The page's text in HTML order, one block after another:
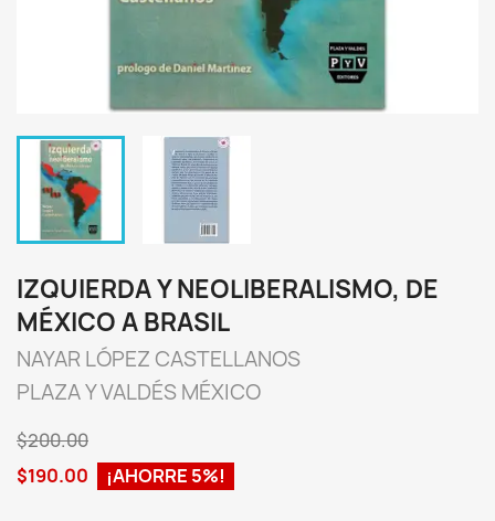
IZQUIERDA Y NEOLIBERALISMO, DE
MÉXICO A BRASIL
NAYAR LÓPEZ CASTELLANOS
PLAZA Y VALDÉS MÉXICO
$200.00
$190.00
¡AHORRE 5%!